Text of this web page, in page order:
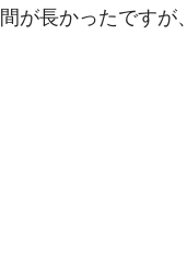
が長かったですが、